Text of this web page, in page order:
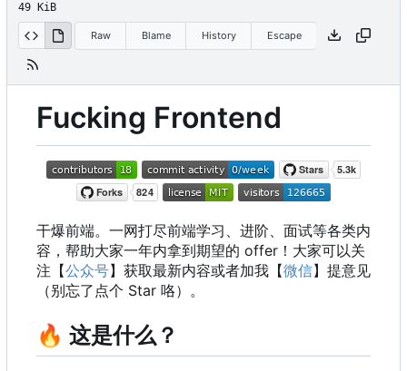
49 KiB
Raw Blame History Escape
Fucking Frontend
干爆前端。一网打尽前端学习、进阶、面试等各类内
容，帮助大家一年内拿到期望的 offer ！ 大家可以关
注【公众号】获取最新内容或者加我【微信】提意见
（别忘了点个 Star 咯）。
🔥 这是什么？